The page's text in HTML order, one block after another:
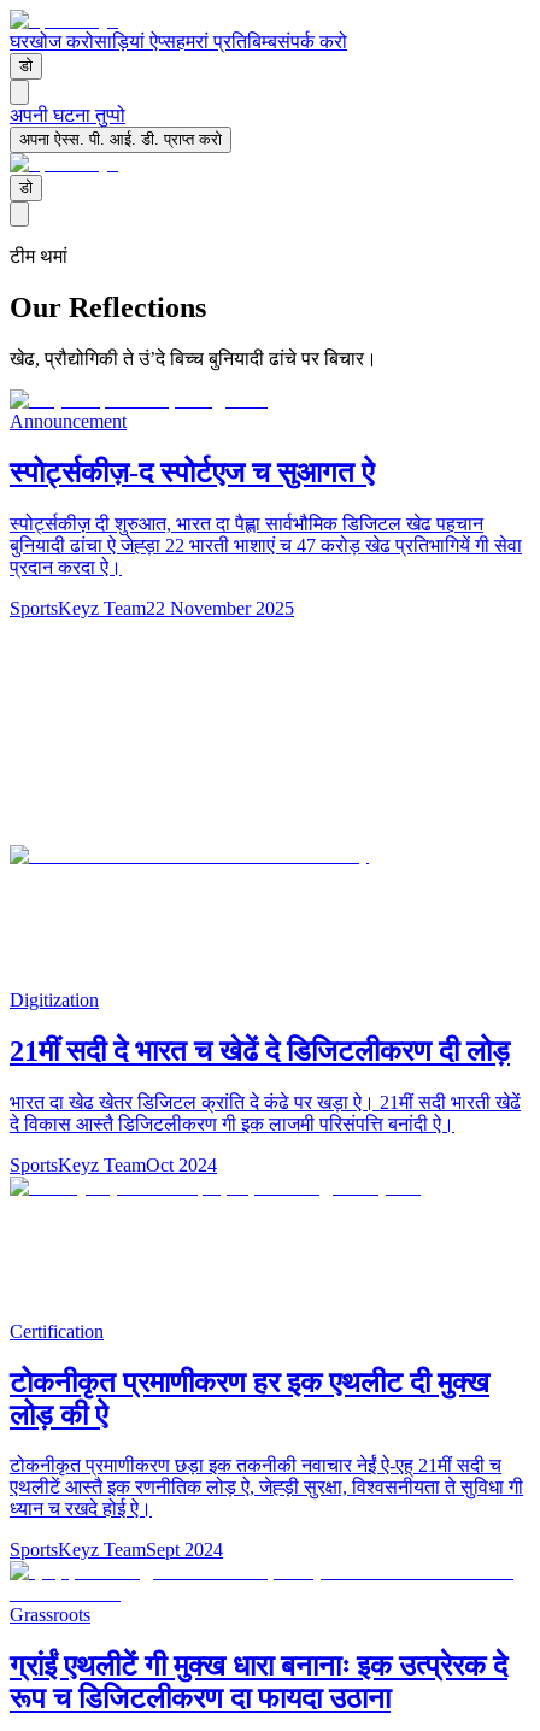
घरखोज करोसाड़ियां ऐप्सहमरां प्रतिबिम्बसंपर्क करो
डो
अपनी घटना तुप्पो
अपना ऐस्स. पी. आई. डी. प्राप्त करो
डो
टीम थमां
Our Reflections
खेढ, प्रौद्योगिकी ते उंʼदे बिच्च बुनियादी ढांचे पर बिचार।
Announcement
स्पोर्ट्सकीज़-द स्पोर्टएज च सुआगत ऐ
स्पोर्ट्सकीज़ दी शुरुआत, भारत दा पैह्ला सार्वभौमिक डिजिटल खेढ पहचान
बुनियादी ढांचा ऐ जेह्ड़ा 22 भारती भाशाएं च 47 करोड़ खेढ प्रतिभागियें गी सेवा
प्रदान करदा ऐ।
SportsKeyz Team22 November 2025
Digitization
21मीं सदी दे भारत च खेढें दे डिजिटलीकरण दी लोड़
भारत दा खेढ खेतर डिजिटल क्रांति दे कंढे पर खड़ा ऐ। 21मीं सदी भारती खेढें
दे विकास आस्तै डिजिटलीकरण गी इक लाजमी परिसंपत्ति बनांदी ऐ।
SportsKeyz TeamOct 2024
Certification
टोकनीकृत प्रमाणीकरण हर इक एथलीट दी मुक्ख
लोड़ की ऐ
टोकनीकृत प्रमाणीकरण छड़ा इक तकनीकी नवाचार नेईं ऐ-एह् 21मीं सदी च
एथलीटें आस्तै इक रणनीतिक लोड़ ऐ, जेह्ड़ी सुरक्षा, विश्वसनीयता ते सुविधा गी
ध्यान च रखदे होई ऐ।
SportsKeyz TeamSept 2024
Grassroots
ग्रांईं एथलीटें गी मुक्ख धारा बनानाः इक उत्प्रेरक दे
रूप च डिजिटलीकरण दा फायदा उठाना